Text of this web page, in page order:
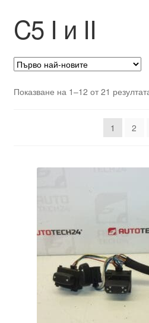
За нас
Количка
Плащанията
Правила и условия
Процедура за рекламации
Разгледайте
C5 I и II
Показване на 1–12 от 21
1
2